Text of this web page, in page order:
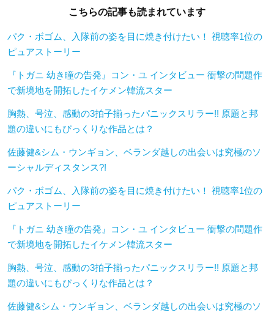
こちらの記事も読まれています
パク・ボゴム、入隊前の姿を目に焼き付けたい！ 視聴率1位の
ピュアストーリー
『トガニ 幼き瞳の告発』コン・ユ インタビュー 衝撃の問題作
で新境地を開拓したイケメン韓流スター
胸熱、号泣、感動の3拍子揃ったパニックスリラー!! 原題と邦
題の違いにもびっくりな作品とは？
佐藤健&シム・ウンギョン、ベランダ越しの出会いは究極のソ
ーシャルディスタンス?!
パク・ボゴム、入隊前の姿を目に焼き付けたい！ 視聴率1位の
ピュアストーリー
『トガニ 幼き瞳の告発』コン・ユ インタビュー 衝撃の問題作
で新境地を開拓したイケメン韓流スター
胸熱、号泣、感動の3拍子揃ったパニックスリラー!! 原題と邦
題の違いにもびっくりな作品とは？
佐藤健&シム・ウンギョン、ベランダ越しの出会いは究極のソ